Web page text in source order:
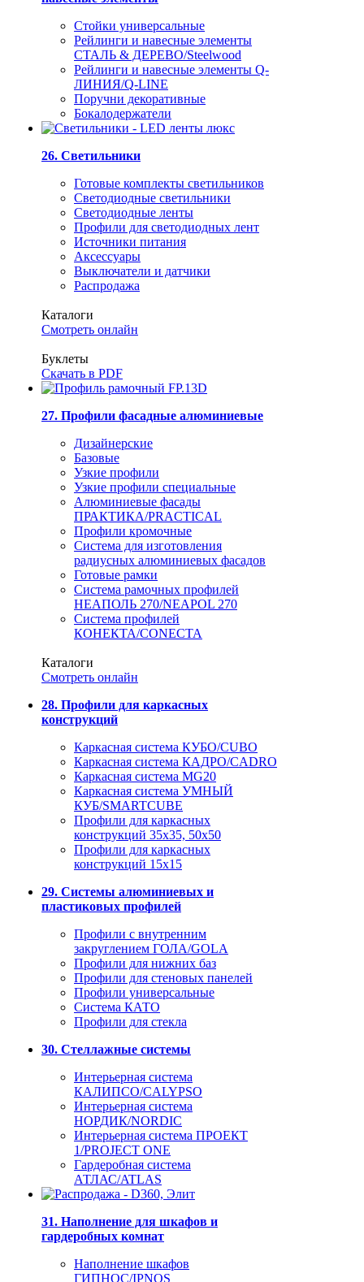
Стойки универсальные
Рейлинги и навесные элементы
СТАЛЬ & ДЕРЕВО/Steelwood
Рейлинги и навесные элементы Q-
ЛИНИЯ/Q-LINE
Поручни декоративные
Бокалодержатели
26. Светильники
Готовые комплекты светильников
Светодиодные светильники
Светодиодные ленты
Профили для светодиодных лент
Источники питания
Аксессуары
Выключатели и датчики
Распродажа
Каталоги
Смотреть онлайн
Буклеты
Скачать в PDF
27. Профили фасадные алюминиевые
Дизайнерские
Базовые
Узкие профили
Узкие профили специальные
Алюминиевые фасады
ПРАКТИКА/PRACTICAL
Профили кромочные
Система для изготовления
радиусных алюминиевых фасадов
Готовые рамки
Система рамочных профилей
НЕАПОЛЬ 270/NEAPOL 270
Система профилей
КОНЕКТА/CONECTA
Каталоги
Смотреть онлайн
28. Профили для каркасных
конструкций
Каркасная система КУБО/CUBO
Каркасная система КАДРО/CADRO
Каркасная система MG20
Каркасная система УМНЫЙ
КУБ/SMARTCUBE
Профили для каркасных
конструкций 35x35, 50x50
Профили для каркасных
конструкций 15х15
29. Системы алюминиевых и
пластиковых профилей
Профили с внутренним
закруглением ГОЛА/GOLA
Профили для нижних баз
Профили для стеновых панелей
Профили универсальные
Система КАТО
Профили для стекла
30. Стеллажные системы
Интерьерная система
КАЛИПСО/CALYPSO
Интерьерная система
НОРДИК/NORDIC
Интерьерная система ПРОЕКТ
1/PROJECT ONE
Гардеробная система
АТЛАС/ATLAS
31. Наполнение для шкафов и
гардеробных комнат
Наполнение шкафов
ГИПНОС/IPNOS